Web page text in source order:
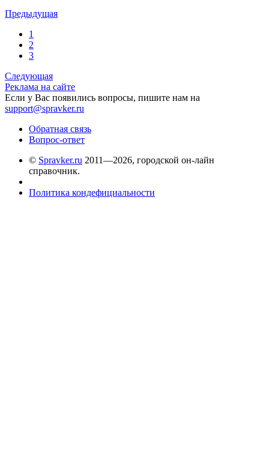
Предыдущая
1
2
3
Следующая
Реклама на сайте
Если у Вас появились вопросы, пишите нам на
support@spravker.ru
Обратная связь
Вопрос-ответ
© Spravker.ru 2011—2026, городской он-лайн
справочник.
Политика кондефициальности